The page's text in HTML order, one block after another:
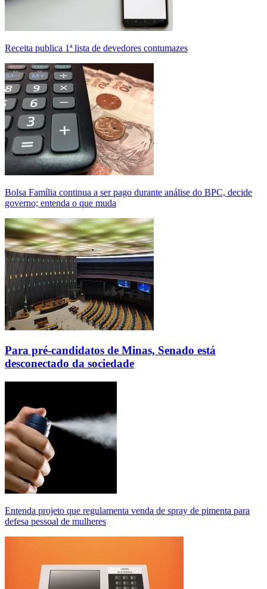
Receita publica 1ª lista de devedores contumazes
Bolsa Família continua a ser pago durante análise do BPC, decide
governo; entenda o que muda
Para pré-candidatos de Minas, Senado está
desconectado da sociedade
Entenda projeto que regulamenta venda de spray de pimenta para
defesa pessoal de mulheres